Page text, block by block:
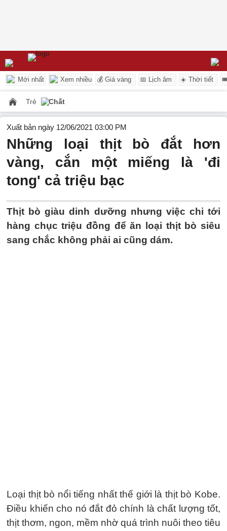
Mới nhất Xem nhiều 💰 Giá vàng 📅 Lịch âm ☀️ Thời tiết
Trẻ Chất
Xuất bản ngày 12/06/2021 03:00 PM
Những loại thịt bò đắt hơn
vàng, cắn một miếng là 'đi
tong' cả triệu bạc
Thịt bò giàu dinh dưỡng nhưng việc chi tới
hàng chục triệu đồng để ăn loại thịt bò siêu
sang chắc không phải ai cũng dám.
Loại thịt bò nổi tiếng nhất thế giới là thịt bò Kobe.
Điều khiến cho nó đắt đỏ chính là chất lượng tốt,
thịt thơm, ngon, mềm nhờ quá trình nuôi theo tiêu